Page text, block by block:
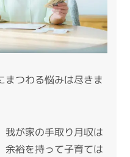
まつわる悩みは尽きま
我が家の手取り月収は
余裕を持って子育ては